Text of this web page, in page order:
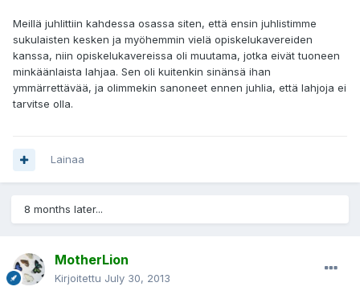
Meillä juhlittiin kahdessa osassa siten, että ensin juhlistimme
sukulaisten kesken ja myöhemmin vielä opiskelukavereiden
kanssa, niin opiskelukavereissa oli muutama, jotka eivät tuoneen
minkäänlaista lahjaa. Sen oli kuitenkin sinänsä ihan
ymmärrettävää, ja olimmekin sanoneet ennen juhlia, että lahjoja ei
tarvitse olla.
Lainaa
8 months later...
MotherLion
Kirjoitettu July 30, 2013